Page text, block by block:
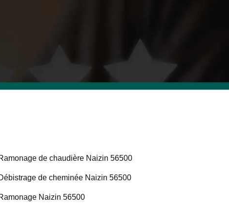
de chaudière Naizin 56500
de cheminée Naizin 56500
Naizin 56500